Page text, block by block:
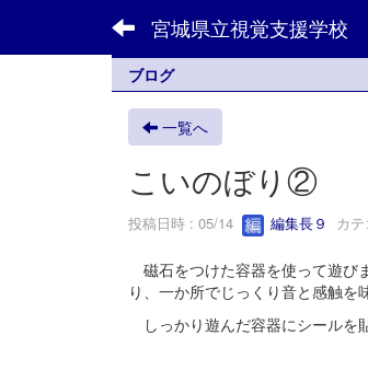
宮城県立視覚支援学校
ブログ
一覧へ
こいのぼり②
投稿日時 : 05/14 編集長９ カ
磁石をつけた容器を使って遊び
り、一か所でじっくり音と感触を
しっかり遊んだ容器にシールを